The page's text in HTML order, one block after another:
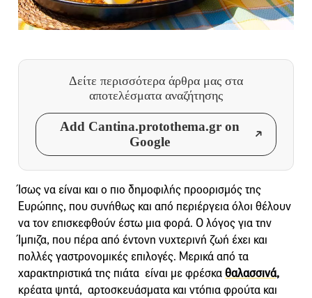
Δείτε περισσότερα άρθρα μας στα
αποτελέσματα αναζήτησης
Add Cantina.protothema.gr on
Google
Ίσως να είναι και ο πιο δημοφιλής προορισμός της
Ευρώπης, που συνήθως και από περιέργεια όλοι θέλουν
να τον επισκεφθούν έστω μια φορά. Ο λόγος για την
Ίμπιζα, που πέρα από έντονη νυχτερινή ζωή έχει και
πολλές γαστρονομικές επιλογές. Μερικά από τα
χαρακτηριστικά της πιάτα είναι με φρέσκαθαλασσινά,
κρέατα ψητά, αρτοσκευάσματα και ντόπια φρούτα και